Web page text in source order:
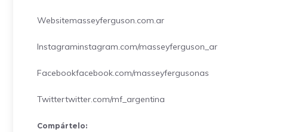
Websitemasseyferguson.com.ar
Instagraminstagram.com/masseyferguson_ar
Facebookfacebook.com/masseyfergusonas
Twittertwitter.com/mf_argentina
Compártelo: